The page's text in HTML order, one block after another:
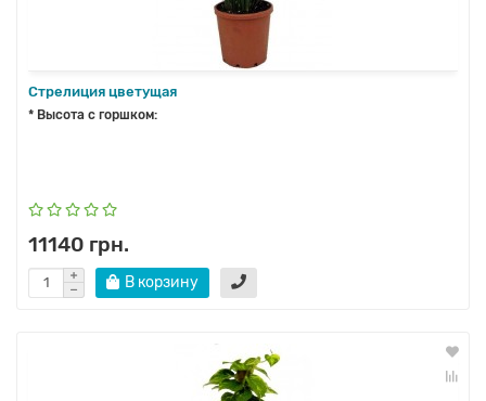
Стрелиция цветущая
* Высота с горшком:
11140 грн.
В корзину